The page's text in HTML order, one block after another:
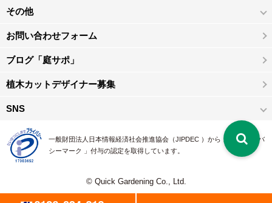
その他
お問い合わせフォーム
ブログ「庭サポ」
植木カットデザイナー募集
SNS
一般財団法人日本情報経済社会推進協会（JIPDEC ）から 、「 プライバ
シーマーク 」付与の認定を取得しています。
© Quick Gardening Co., Ltd.